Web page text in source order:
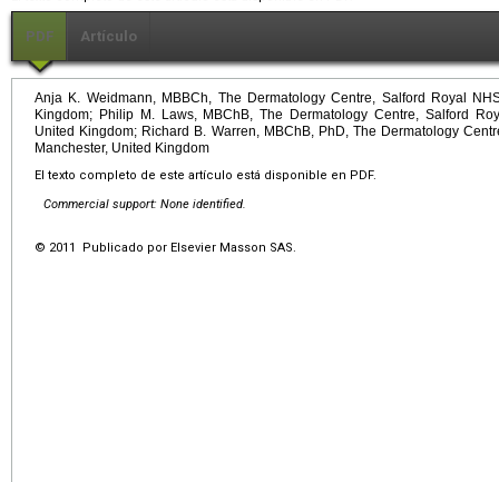
PDF Artículo
Anja K. Weidmann, MBBCh, The Dermatology Centre, Salford Royal
Kingdom; Philip M. Laws, MBChB, The Dermatology Centre, Salford
United Kingdom; Richard B. Warren, MBChB, PhD, The Dermatology
Manchester, United Kingdom
El texto completo de este artículo está disponible en PDF.
Commercial support: None identified.
© 2011 Publicado por Elsevier Masson SAS.